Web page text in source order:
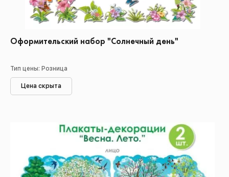
Оформительский набор "Солнечный день"
Тип цены: Розница
Цена скрыта